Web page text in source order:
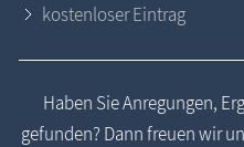
kostenloser Eintrag
Haben Sie Anregungen,
gefunden? Dann freuen wir